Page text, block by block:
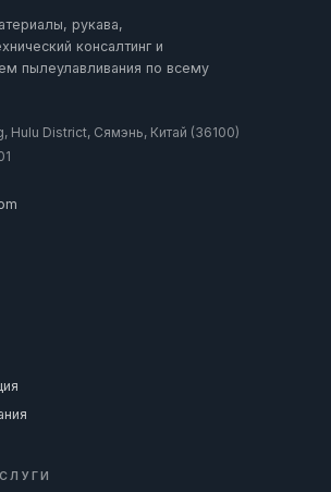
рукава,
консалтинг и
пылеулавливания по всему
Hulu District, Сямэнь, Китай (36100)